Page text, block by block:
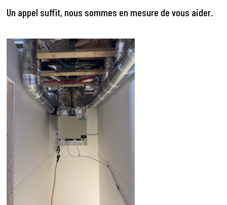
Un appel suffit, nous sommes en mesure de vous aider.